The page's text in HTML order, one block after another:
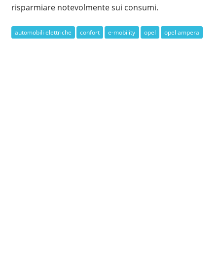
risparmiare notevolmente sui consumi.
automobili elettriche confort e-mobility opel opel ampera